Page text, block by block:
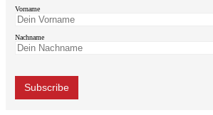
Vorname
Nachname